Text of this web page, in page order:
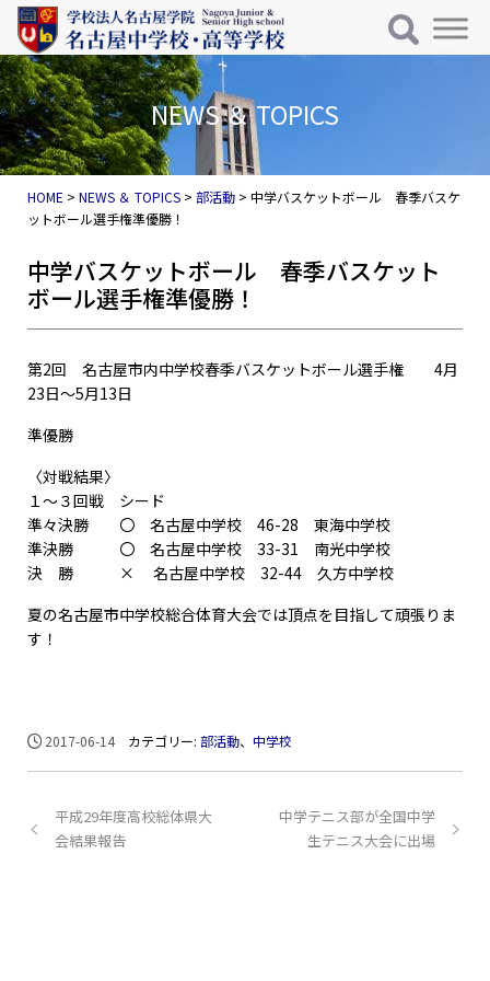
コンテンツへスキップ
メインナビゲーション
NEWS ＆ TOPICS
HOME >NEWS ＆ TOPICS >部活動 >中学バスケットボール 春季バスケ
ットボール選手権準優勝！
中学バスケットボール 春季バスケット
ボール選手権準優勝！
第2回 名古屋市内中学校春季バスケットボール選手権 4月
23日～5月13日
準優勝
〈対戦結果〉
１～３回戦 シード
準々決勝 〇 名古屋中学校 46-28 東海中学校
準決勝 〇 名古屋中学校 33-31 南光中学校
決 勝 × 名古屋中学校 32-44 久方中学校
夏の名古屋市中学校総合体育大会では頂点を目指して頑張りま
す！
2017-06-14 カテゴリー:部活動、中学校
平成29年度高校総体県大
会結果報告
中学テニス部が全国中学
生テニス大会に出場